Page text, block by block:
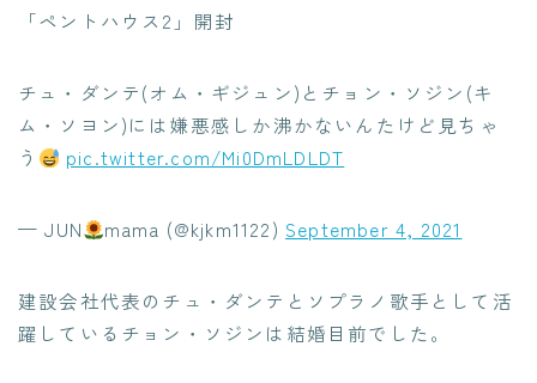
「ペントハウス2」開封
チュ・ダンテ(オム・ギジュン)とチョン・ソジン(キ
ム・ソヨン)には嫌悪感しか沸かないんたけど見ちゃ
う
pic.twitter.com/Mi0DmLDLDT
— JUN mama (@kjkm1122)September 4, 2021
建設会社代表のチュ・ダンテとソプラノ歌手として活
躍しているチョン・ソジンは結婚目前でした。